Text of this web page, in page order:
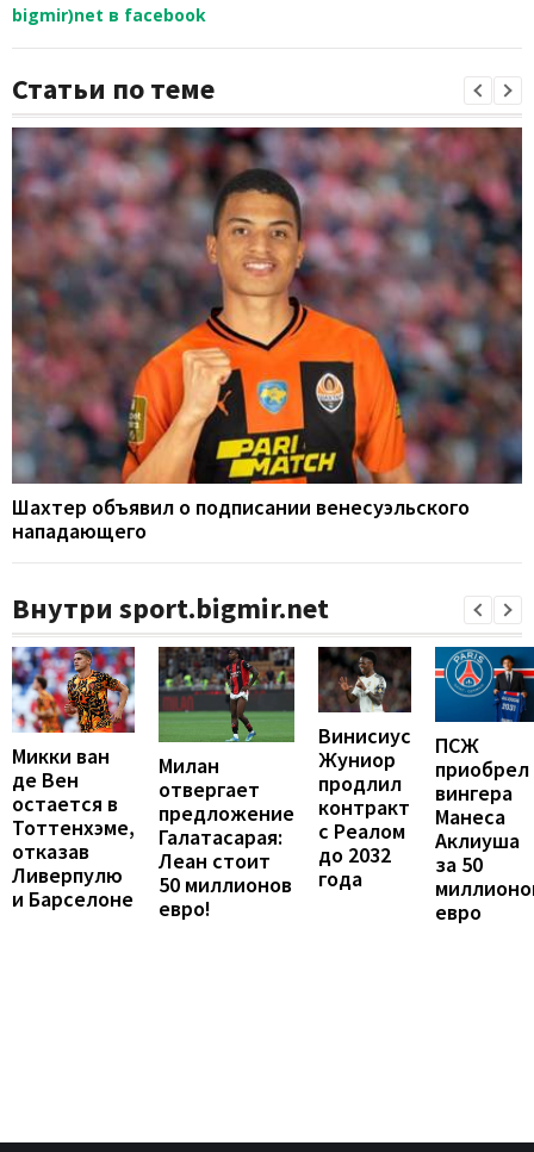
bigmir)net в facebook
Статьи по теме
Шахтер объявил о подписании венесуэльского
нападающего
Внутри sport.bigmir.net
Микки ван
де Вен
остается в
Тоттенхэме,
отказав
Ливерпулю
и Барселоне
Милан
отвергает
предложение
Галатасарая:
Леан стоит
50 миллионов
евро!
Винисиус
Жуниор
продлил
контракт
с Реалом
до 2032
года
ПСЖ
приобрел
вингера
Манеса
Аклиуша
за 50
евро